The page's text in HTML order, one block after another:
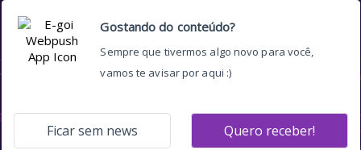
real time marketing